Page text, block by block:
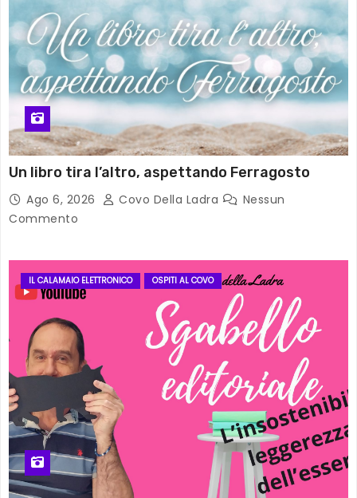
Un libro tira l’altro, aspettando Ferragosto
Ago 6, 2026 Covo Della Ladra
Nessun
Commento
IL CALAMAIO ELETTRONICO OSPITI AL COVO